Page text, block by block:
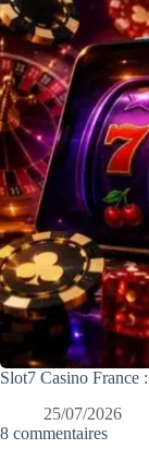
Slot7 Casino France
25/07/2026
8 commentaires